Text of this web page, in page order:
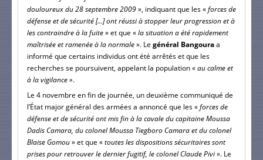
douloureux du 28 septembre 2009», indiquant que les «forces de
défense et de sécurité […] ont réussi à stopper leur progression et à
les contraindre à la fuite» et que «la situation a été rapidement
maîtrisée et ramenée à la normale». Le général Bangouraa
informé que certains individus ont été arrêtés et que les
recherches se poursuivent, appelant la population «au calme et
à la vigilance ».
Le 4 novembre en fin de journée, un deuxième communiqué de
l’État major général des armées a annoncé que les «forces de
défense et de sécurité ont mis fin à la cavale du capitaine Moussa
Dadis Camara, du colonel Moussa Tiegboro Camara et du colonel
Blaise Gomou» et que «toutes les dispositions sécuritaires sont
prises pour retrouver le dernier fugitif, le colonel Claude Pivi». Le